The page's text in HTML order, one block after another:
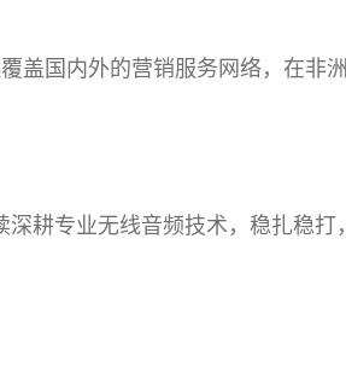
盖国内外的营销服务网络，在
深耕专业无线音频技术，稳扎稳